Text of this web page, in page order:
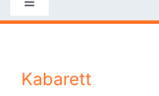
Toggle
Navigation
Nachrichten
Kabarett